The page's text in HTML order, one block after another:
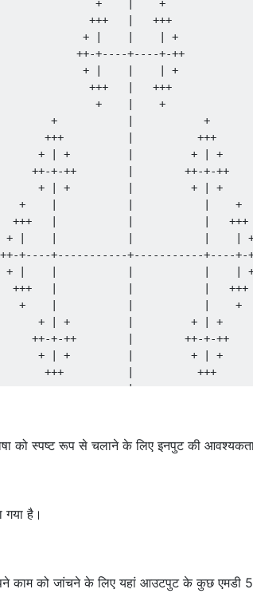
+
+++
+ | +
++-+-++
+ | +
+    |
+++   |
+ |    |
++-+----+-----------
+ |    |
+++   |
+    |
+ | +
++-+-++
+ | +
+++          |
+           |
|
|
|
+                     |
| +                   |
+-++                  |
| +                   |
|
+                     |
|
|
को स्पष्ट रूप से चलाने के लिए इनपुट की
गया है।
काम को जांचने के लिए यहां आउटपुट के कुछ एमडी 5